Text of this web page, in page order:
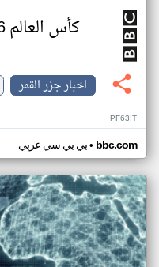
كأس العالم 2026
اخبار جزر القمر
PF63IT
بي بي سي عربي• bbc.com